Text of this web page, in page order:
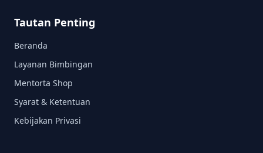
Tautan Penting
Beranda
Layanan Bimbingan
Mentorta Shop
Syarat & Ketentuan
Kebijakan Privasi